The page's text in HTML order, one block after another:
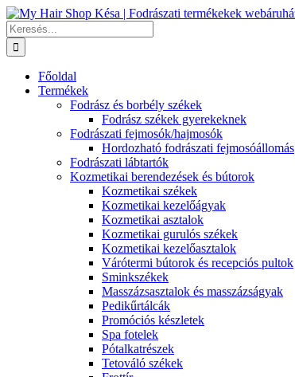
Kihagyás
Keresés...
Főoldal
Termékek
Fodrász és borbély székek
Fodrász székek gyerekeknek
Fodrászati fejmosók/hajmosók
Hordozható fodrászati fejmosóállomás
Fodrászati lábtartók
Kozmetikai berendezések és bútorok
Kozmetikai székek
Kozmetikai kezelőágyak
Kozmetikai asztalok
Kozmetikai gurulós székek
Kozmetikai kezelőasztalok
Várótermi bútorok és recepciós pultok
Sminkszékek
Masszázsasztalok és masszázságyak
Pedikűrtálcák
Promóciós készletek
Spa fotelek
Pótalkatrészek
Tetováló székek